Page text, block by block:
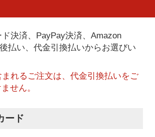
決済、PayPay決済、Amazon
払い、代金引換払いからお選びい
れるご注文は、代金引換払いをご
せん。
ード